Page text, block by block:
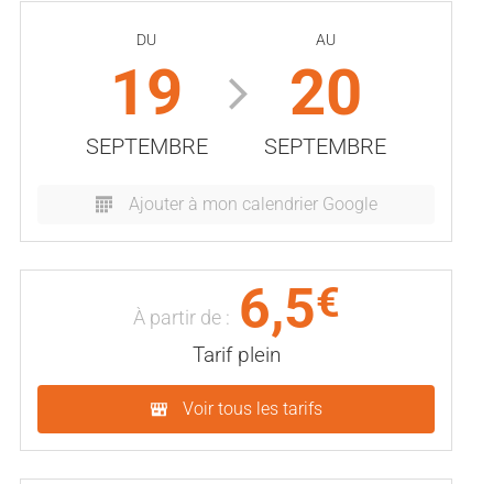
DU
19
SEPTEMBRE
AU
20
SEPTEMBRE
Ajouter à mon calendrier Google
À partir de : 6,5€
Tarif plein
Voir tous les tarifs